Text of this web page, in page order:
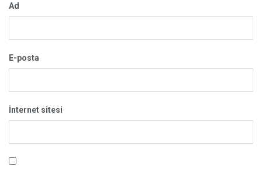
Ad
E-posta
İnternet sitesi